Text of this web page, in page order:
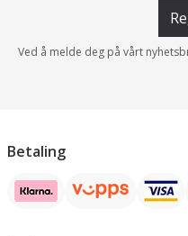
Ved å melde deg på vårt
Betaling